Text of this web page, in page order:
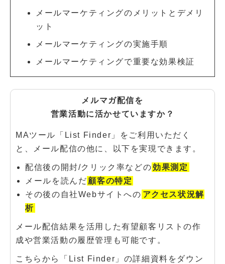
メールマーケティングのメリットとデメリ
ット
メールマーケティングの実施手順
メールマーケティングで重要な効果検証
メルマガ配信を
営業活動に活かせていますか？
MAツール「List Finder」をご利用いただく
と、メール配信の他に、以下を実現できます。
配信後の開封/クリック率などの効果測定
メールを読んだ 顧客の特定
その後の自社Webサイトへの アクセス状況解
析
メール配信結果を活用した有望顧客リストの作
成や営業活動の履歴管理も可能です。
こちらから「List Finder」の詳細資料をダウン